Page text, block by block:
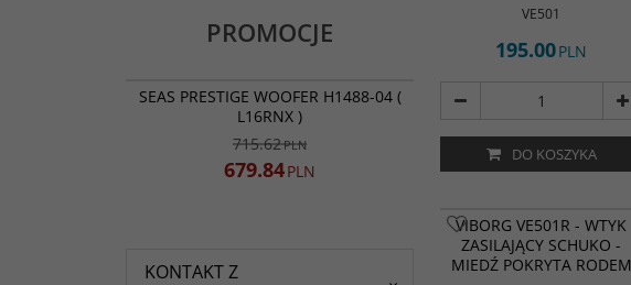
VE501
195.00PLN
DO KOSZYKA
VIBORG VE501R - WTYK
ZASILAJĄCY SCHUKO -
MIEDŹ POKRYTA RODEM
PROMOCJE
PROMOCJA
SEAS PRESTIGE WOOFER H1488-04 (
L16RNX )
715.62PLN
679.84PLN
KONTAKT Z